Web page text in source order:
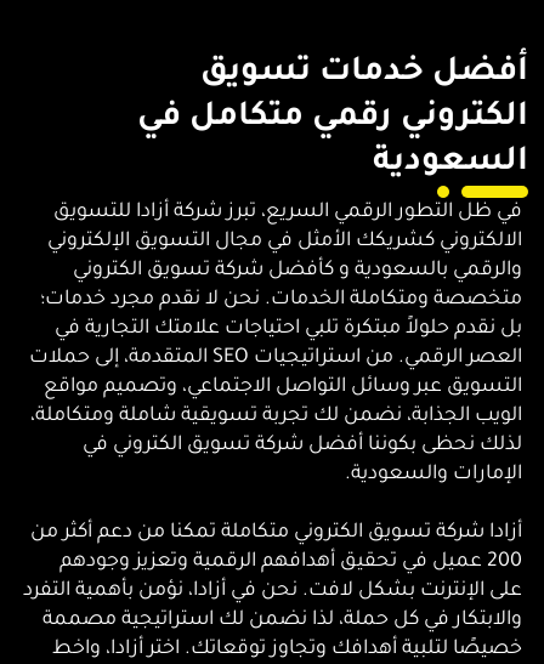
أفضل خدمات تسويق
الكتروني رقمي متكامل في
السعودية
في ظل التطور الرقمي السريع، تبرز شركة أزادا للتسويق
الالكتروني كشريكك الأمثل في مجال التسويق الإلكتروني
والرقمي بالسعودية و كأفضل شركة تسويق الكتروني
متخصصة ومتكاملة الخدمات. نحن لا نقدم مجرد خدمات؛
بل نقدم حلولاً مبتكرة تلبي احتياجات علامتك التجارية في
العصر الرقمي. من استراتيجيات SEO المتقدمة، إلى حملات
التسويق عبر وسائل التواصل الاجتماعي، وتصميم مواقع
الويب الجذابة، نضمن لك تجربة تسويقية شاملة ومتكاملة،
لذلك نحظى بكوننا أفضل شركة تسويق الكتروني في
الإمارات والسعودية.
أزادا شركة تسويق الكتروني متكاملة تمكنا من دعم أكثر من
200 عميل في تحقيق أهدافهم الرقمية وتعزيز وجودهم
على الإنترنت بشكل لافت. نحن في أزادا، نؤمن بأهمية التفرد
والابتكار في كل حملة، لذا نضمن لك استراتيجية مصممة
خصيصًا لتلبية أهدافك وتجاوز توقعاتك. اختر أزادا، واخط